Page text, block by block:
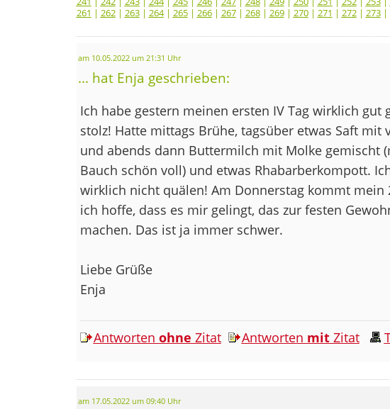
261 | 262| 263| 264| 265| 266| 267| 268| 269| 270| 271 | 272| 273|
am 10.05.2022 um 21:31 Uhr
... hat Enja geschrieben:
Ich habe gestern meinen ersten IV Tag wirklich gut
stolz! Hatte mittags Brühe, tagsüber etwas Saft mit
und abends dann Buttermilch mit Molke gemischt
Bauch schön voll) und etwas Rhabarberkompott.
wirklich nicht quälen! Am Donnerstag kommt mein
ich hoffe, dass es mir gelingt, das zur festen
machen. Das ist ja immer schwer.
Liebe Grüße
Enja
Antworten ohne Zitat Antworten mitZitat
am 17.05.2022 um 09:40 Uhr